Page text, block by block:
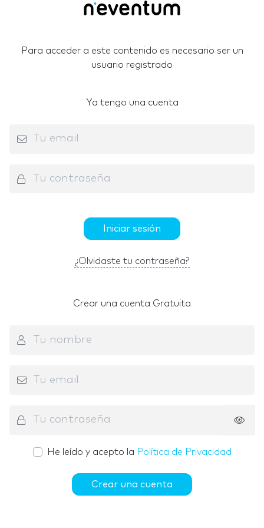
Para acceder a este contenido es necesario ser un
usuario registrado
Ya tengo una cuenta
Iniciar sesión
¿Olvidaste tu contraseña?
Crear una cuenta Gratuita
He leído y acepto la Política de Privacidad
Crear una cuenta